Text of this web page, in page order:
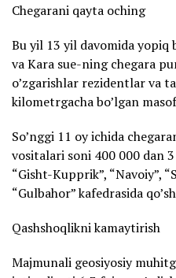
Chegarani qayta oching
Bu yil 13 yil davomida yopiq
va Kara sue-ning chegara
o’zgarishlar rezidentlar va
kilometrgacha bo’lgan
So’nggi 11 oy ichida
vositalari soni 400 000 dan
“Gisht-Kupprik”, “Navoiy”,
“Gulbahor” kafedrasida
Qashshoqlikni kamaytirish
Majmunali geosiyosiy